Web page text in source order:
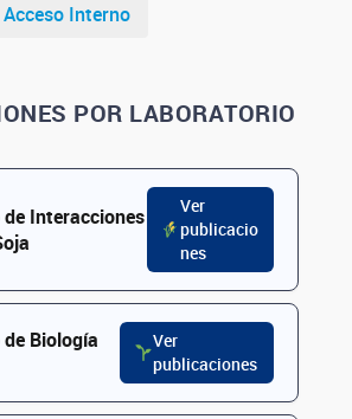
Acceso Interno
POR LABORATORIO
Interacciones
Ver
publicacio
nes
Biología
Ver
publicaciones